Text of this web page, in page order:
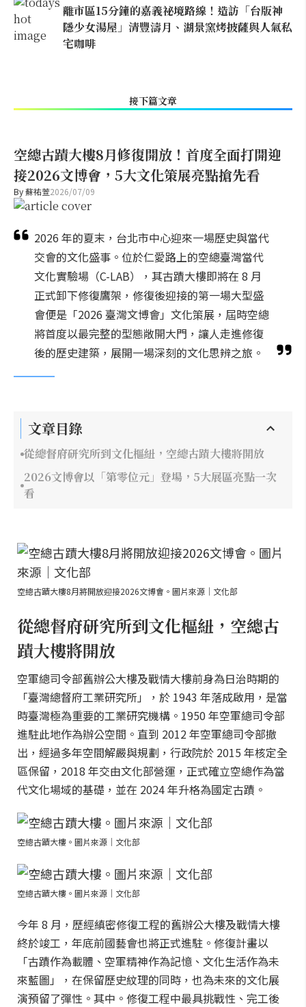
離市區15分鐘的嘉義祕境路線！造訪「台版神
隱少女湯屋」清豐濤月、湖景窯烤披薩與人氣私
宅咖啡
接下篇文章
空總古蹟大樓8月修復開放！首度全面打開迎
接2026文博會，5大文化策展亮點搶先看
By蘇祐萱2026/07/09
2026 年的夏末，台北市中心迎來一場歷史與當代
交會的文化盛事。位於仁愛路上的空總臺灣當代
文化實驗場（C-LAB），其古蹟大樓即將在 8 月
正式卸下修復鷹架，修復後迎接的第一場大型盛
會便是「2026 臺灣文博會」文化策展，屆時空總
將首度以最完整的型態敞開大門，讓人走進修復
後的歷史建築，展開一場深刻的文化思辨之旅。
文章目錄
從總督府研究所到文化樞紐，空總古蹟大樓將開放
2026文博會以「第零位元」登場，5大展區亮點一次
看
空總古蹟大樓8月將開放迎接2026文博會。圖片來源｜文化部
從總督府研究所到文化樞紐，空總古
蹟大樓將開放
空軍總司令部舊辦公大樓及戰情大樓前身為日治時期的
「臺灣總督府工業研究所」，於 1943 年落成啟用，是當
時臺灣極為重要的工業研究機構。1950 年空軍總司令部
進駐此地作為辦公空間。直到 2012 年空軍總司令部撤
出，經過多年空間解嚴與規劃，行政院於 2015 年核定全
區保留，2018 年交由文化部營運，正式確立空總作為當
代文化場域的基礎，並在 2024 年升格為國定古蹟。
空總古蹟大樓。圖片來源｜文化部
空總古蹟大樓。圖片來源｜文化部
今年 8 月，歷經縝密修復工程的舊辦公大樓及戰情大樓
終於竣工，年底前國藝會也將正式進駐。修復計畫以
「古蹟作為載體、空軍精神作為記憶、文化生活作為未
來藍圖」，在保留歷史紋理的同時，也為未來的文化展
演預留了彈性。其中。修復工程中最具挑戰性、完工後